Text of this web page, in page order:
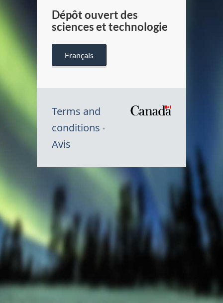
Dépôt ouvert des
sciences et technologie
Français
Terms and
conditions
Avis
Canada